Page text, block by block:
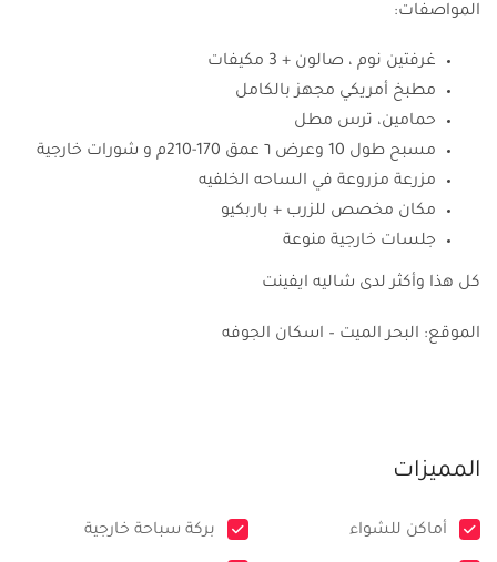
المواصفات:
غرفتين نوم ، صالون + 3 مكيفات
مطبخ أمريكي مجهز بالكامل
حمامين، ترس مطل
مسبح طول 10 وعرض ٦ عمق 170-210م و شورات خارجية
مزرعة مزروعة في الساحه الخلفيه
مكان مخصص للزرب + باربكيو
جلسات خارجية منوعة
كل هذا وأكثر لدى شاليه ايفينت
الموقع: البحر الميت – اسكان الجوفه
المميزات
أماكن للشواء بركة سباحة خارجية